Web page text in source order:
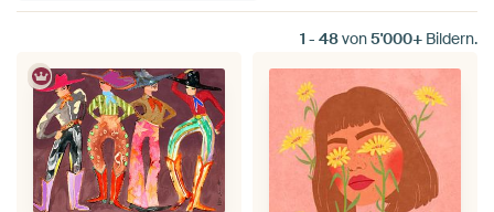
1 - 48von5'000+ Bildern.